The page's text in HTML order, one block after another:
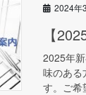
2024年
【
2025年
味のある
す。ご